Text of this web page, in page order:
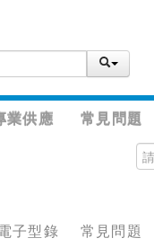
業供應 常見問題
子型錄 常見問題